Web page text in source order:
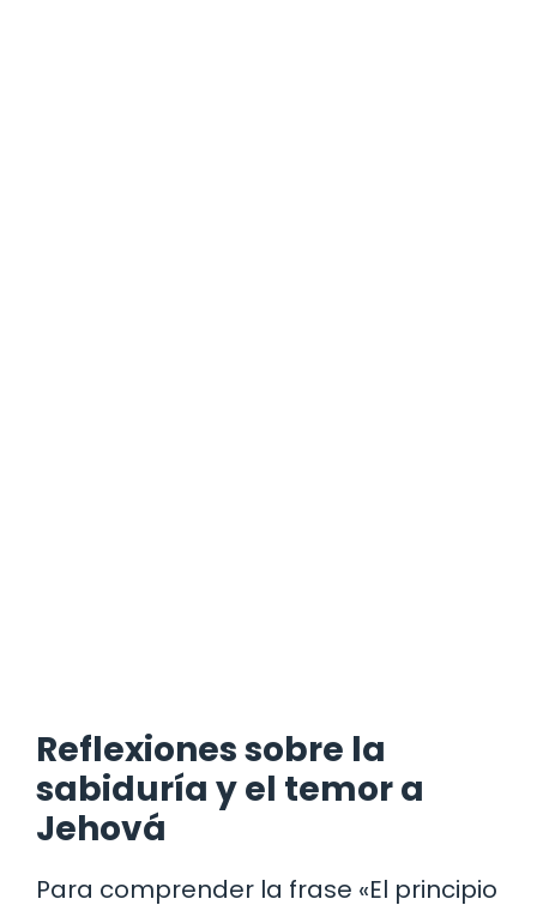
Reflexiones sobre la
sabiduría y el temor a
Jehová
Para comprender la frase «El principio